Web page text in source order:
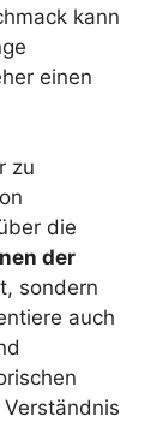
kann
einen
zu
die
der
sondern
auch